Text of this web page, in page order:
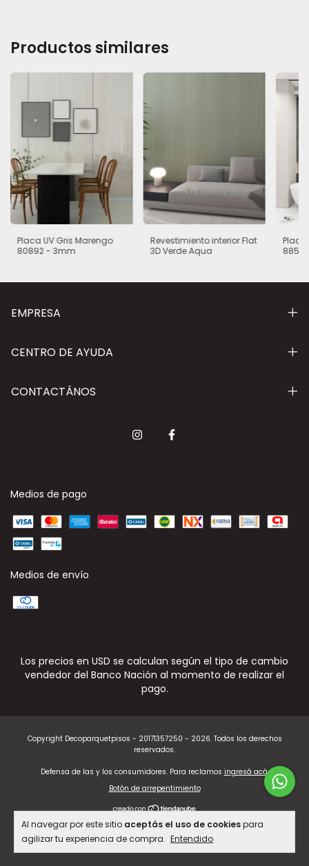
Al navegar por este sitio aceptás el uso de cookiespara
agilizar tu experiencia de compra. Entendido
Productos similares
Placa UV Gris Marengo
80892 - 3mm
Revestimiento interior Flat
3D Verde Aqua
Placa
EMPRESA
CENTRO DE AYUDA
CONTACTÁNOS
Medios de pago
Medios de envío
Los precios en USD se calculan según el tipo de cambio
vendedor del Banco Nación al momento de realizar el
pago.
Copyright Decoparquetpisos - 20171357250 - 2026. Todos los derechos
reservados.
Defensa de las y los consumidores. Para reclamos ingresá acá.
Botón de arrepentimiento